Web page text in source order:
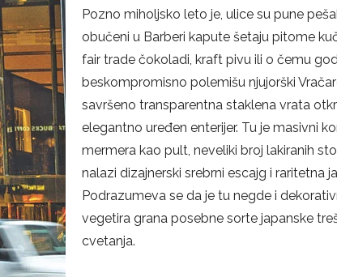
Pozno miholjsko leto je, ulice su pune
obučeni u Barberi kapute šetaju pitome
fair trade čokoladi, kraft pivu ili o čemu
beskompromisno polemišu njujorški
savršeno transparentna staklena vrata
elegantno uređen enterijer. Tu je masivni
mermera kao pult, neveliki broj lakiranih
nalazi dizajnerski srebrni escajg i raritetna
Podrazumeva se da je tu negde i
vegetira grana posebne sorte japanske
cvetanja.